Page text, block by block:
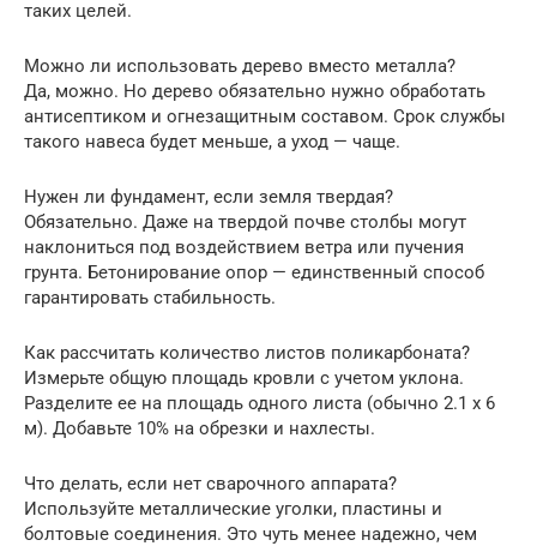
таких целей.
Можно ли использовать дерево вместо металла?
Да, можно. Но дерево обязательно нужно обработать
антисептиком и огнезащитным составом. Срок службы
такого навеса будет меньше, а уход — чаще.
Нужен ли фундамент, если земля твердая?
Обязательно. Даже на твердой почве столбы могут
наклониться под воздействием ветра или пучения
грунта. Бетонирование опор — единственный способ
гарантировать стабильность.
Как рассчитать количество листов поликарбоната?
Измерьте общую площадь кровли с учетом уклона.
Разделите ее на площадь одного листа (обычно 2.1 х 6
м). Добавьте 10% на обрезки и нахлесты.
Что делать, если нет сварочного аппарата?
Используйте металлические уголки, пластины и
болтовые соединения. Это чуть менее надежно, чем